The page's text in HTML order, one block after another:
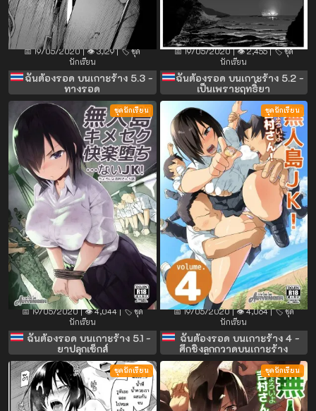
ฉันต้องรอด บนเกาะร้าง 5.3 -
ทางรอด
📅 19/05/2020 | 👁️ 3,129 | 🏷️ ชุด
นักเรียน
ฉันต้องรอด บนเกาะร้าง 5.2 -
เป็นเพราะฤทธิ์ยา
📅 19/05/2020 | 👁️ 2,455 | 🏷️ ชุด
นักเรียน
ชุดนักเรียน
ฉันต้องรอด บนเกาะร้าง 5.1 -
ยาปลุกเซ็กส์
📅 19/05/2020 | 👁️ 4,044 | 🏷️ ชุด
นักเรียน
ชุดนักเรียน
ฉันต้องรอด บนเกาะร้าง 4 -
ศึกชิงลูกกวาดบนเกาะร้าง
📅 19/05/2020 | 👁️ 4,064 | 🏷️ ชุด
นักเรียน
ชุดนักเรียน ชุดนักเรียน